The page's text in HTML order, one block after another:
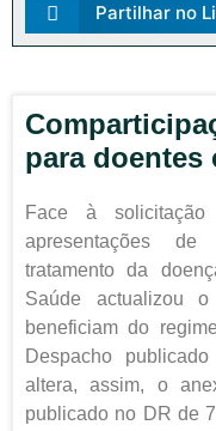
Partilhar no
para doentes
Face à
apresentações de
tratamento da
Saúde actualizou
beneficiam do
Despacho
altera, assim, o
publicado no DR de